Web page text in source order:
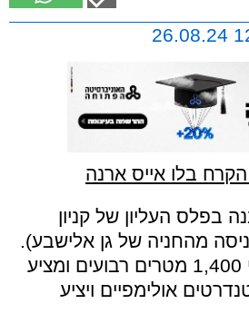
בלו אייס ארנה
בפלס העליון של קניון
מהחניה של גן אלישבע).
הוא מתפרש על פני 1,400 מטרים רבועים ומציע
אולימפיים ויציע